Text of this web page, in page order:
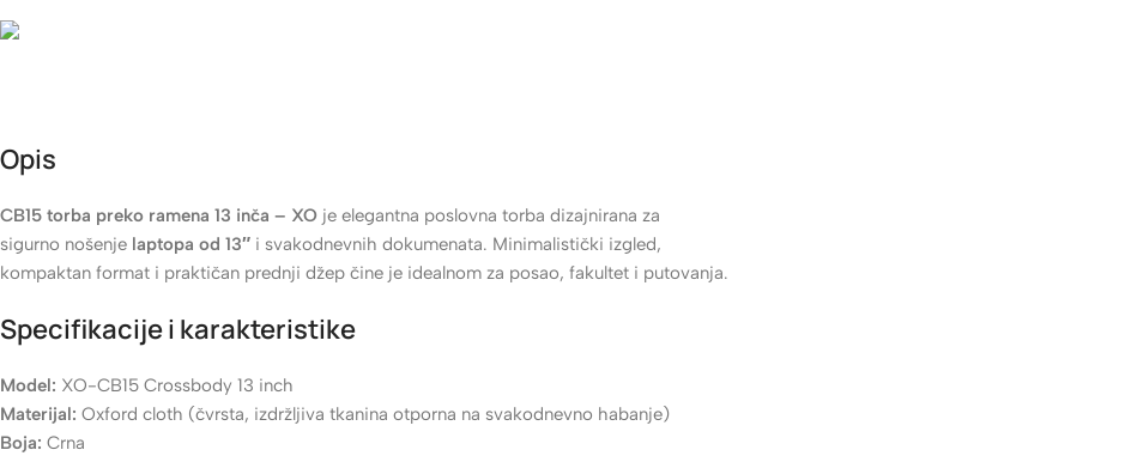
Opis
CB15 torba preko ramena 13 inča – XO je elegantna poslovna torba dizajnirana za
sigurno nošenje laptopa od 13″ i svakodnevnih dokumenata. Minimalistički izgled,
kompaktan format i praktičan prednji džep čine je idealnom za posao, fakultet i putovanja.
Specifikacije i karakteristike
Model: XO-CB15 Crossbody 13 inch
Materijal: Oxford cloth (čvrsta, izdržljiva tkanina otporna na svakodnevno habanje)
Boja: Crna